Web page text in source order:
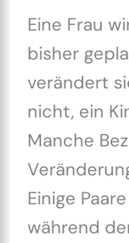
Eine Frau
bisher
verändert
nicht, ein
Manche
Einige
während